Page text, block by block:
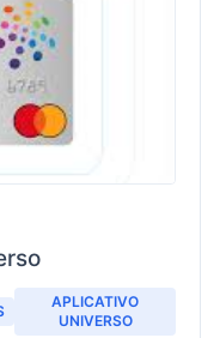
APLICATIVO
UNIVERSO